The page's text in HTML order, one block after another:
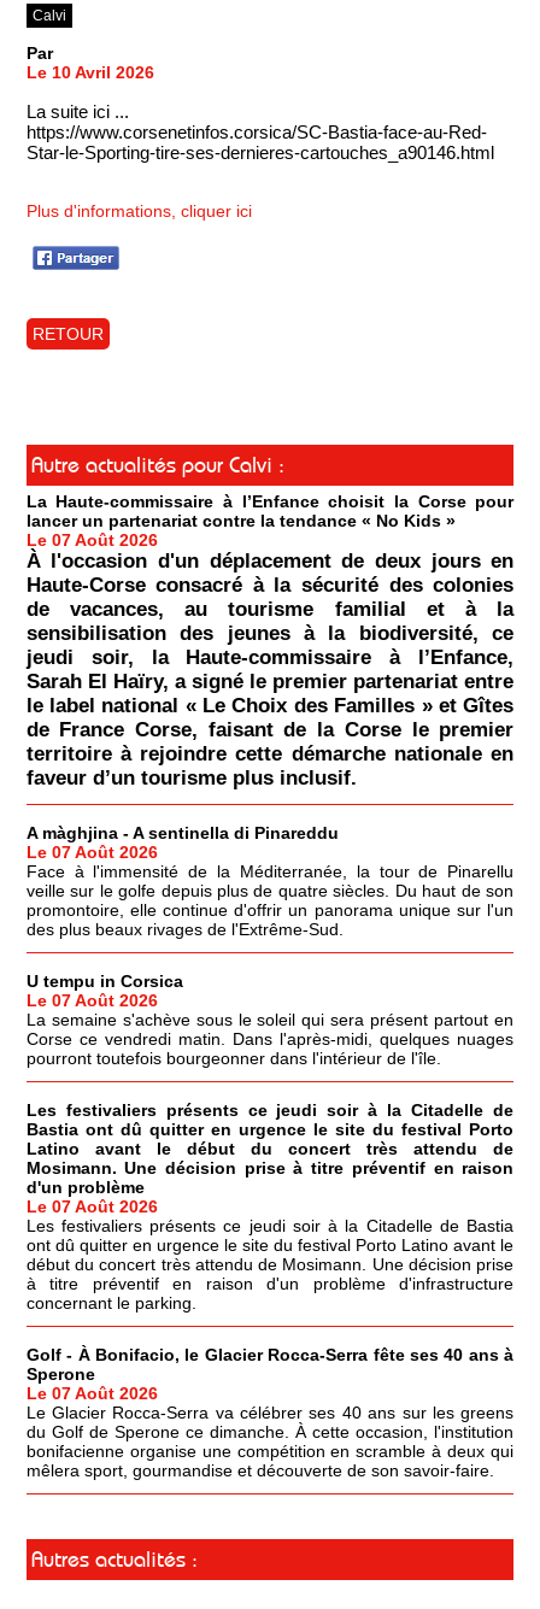
Calvi
Par
Le 10 Avril 2026
La suite ici ...
https://www.corsenetinfos.corsica/SC-Bastia-face-au-Red-
Star-le-Sporting-tire-ses-dernieres-cartouches_a90146.html
Plus d'informations, cliquer ici
RETOUR
Autre actualités pour Calvi :
La Haute-commissaire à l’Enfance choisit la Corse pour
lancer un partenariat contre la tendance « No Kids »
Le 07 Août 2026
À l'occasion d'un déplacement de deux jours en
Haute-Corse consacré à la sécurité des colonies
de vacances, au tourisme familial et à la
sensibilisation des jeunes à la biodiversité, ce
jeudi soir, la Haute-commissaire à l’Enfance,
Sarah El Haïry, a signé le premier partenariat entre
le label national « Le Choix des Familles » et Gîtes
de France Corse, faisant de la Corse le premier
territoire à rejoindre cette démarche nationale en
faveur d’un tourisme plus inclusif.
A màghjina - A sentinella di Pinareddu
Le 07 Août 2026
Face à l'immensité de la Méditerranée, la tour de Pinarellu
veille sur le golfe depuis plus de quatre siècles. Du haut de son
promontoire, elle continue d'offrir un panorama unique sur l'un
des plus beaux rivages de l'Extrême-Sud.
U tempu in Corsica
Le 07 Août 2026
La semaine s'achève sous le soleil qui sera présent partout en
Corse ce vendredi matin. Dans l'après-midi, quelques nuages
pourront toutefois bourgeonner dans l'intérieur de l'île.
Les festivaliers présents ce jeudi soir à la Citadelle de
Bastia ont dû quitter en urgence le site du festival Porto
Latino avant le début du concert très attendu de
Mosimann. Une décision prise à titre préventif en raison
d'un problème
Le 07 Août 2026
Les festivaliers présents ce jeudi soir à la Citadelle de Bastia
ont dû quitter en urgence le site du festival Porto Latino avant le
début du concert très attendu de Mosimann. Une décision prise
à titre préventif en raison d'un problème d'infrastructure
concernant le parking.
Golf - À Bonifacio, le Glacier Rocca-Serra fête ses 40 ans à
Sperone
Le 07 Août 2026
Le Glacier Rocca-Serra va célébrer ses 40 ans sur les greens
du Golf de Sperone ce dimanche. À cette occasion, l'institution
bonifacienne organise une compétition en scramble à deux qui
mêlera sport, gourmandise et découverte de son savoir-faire.
Autres actualités :